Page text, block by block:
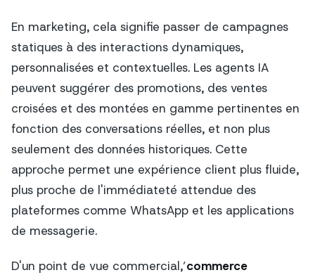
En marketing, cela signifie passer de campagnes
statiques à des interactions dynamiques,
personnalisées et contextuelles. Les agents IA
peuvent suggérer des promotions, des ventes
croisées et des montées en gamme pertinentes en
fonction des conversations réelles, et non plus
seulement des données historiques. Cette
approche permet une expérience client plus fluide,
plus proche de l'immédiateté attendue des
plateformes comme WhatsApp et les applications
de messagerie.
D'un point de vue commercial,’commerce